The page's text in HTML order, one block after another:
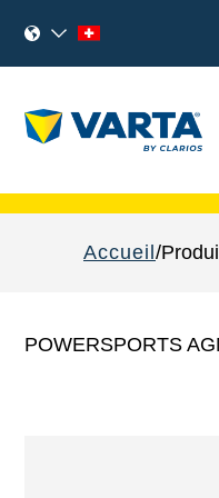
Accueil
POWERSPORTS